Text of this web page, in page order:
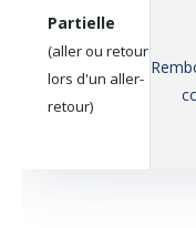
Partielle
(aller ou retour
lors d'un aller-
retour)